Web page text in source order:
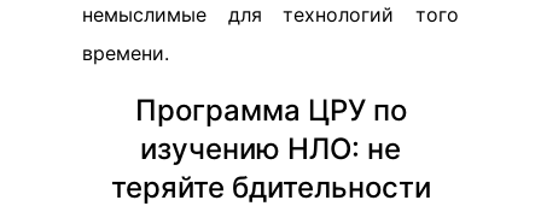
немыслимые для технологий того
времени.
Программа ЦРУ по
изучению НЛО: не
теряйте бдительности